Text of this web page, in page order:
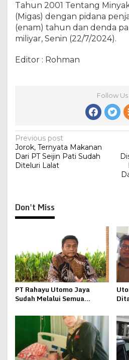
Tahun 2001 Tentang
(Migas) dengan pidana
(enam) tahun dan denda
miliyar, Senin (22/7/2024).
Editor : Rohman
Follow Us
Post
navigation
Previous post
Jorok, Ternyata Makanan
Dari PT Seijin Pati Sudah
Diteluri Lalat
Don't Miss
PT Rahayu Utomo Jaya
Sudah Melalui Semua
Galian C Sampai
Kemenkumham